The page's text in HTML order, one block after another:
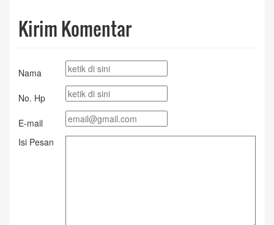
Kirim Komentar
Nama
No. Hp
E-mail
Isi Pesan